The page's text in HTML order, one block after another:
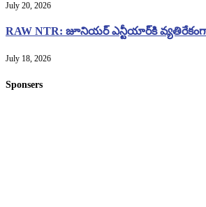
July 20, 2026
RAW NTR: జూనియర్ ఎన్టీయార్‌కి వ్యతిరేకంగా
July 18, 2026
Sponsers